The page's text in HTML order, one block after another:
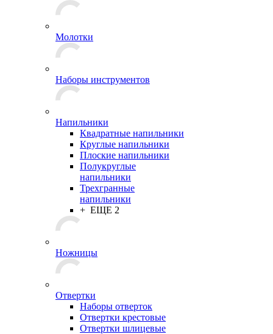
Молотки
Наборы инструментов
Напильники
Квадратные напильники
Круглые напильники
Плоские напильники
Полукруглые
напильники
Трехгранные
напильники
+ ЕЩЕ 2
Ножницы
Отвертки
Наборы отверток
Отвертки крестовые
Отвертки шлицевые